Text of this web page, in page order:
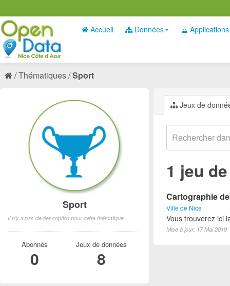
Accueil Données Applications
Thématiques Sport
Jeux de
1 jeu
Cartographie
Ville de Nice
Vous trouverez ici
Mise à jour: 17 Mai 2019
Sport
Il n'y a pas de description pour cette thématique
Abonnés
0
Jeux de données
8